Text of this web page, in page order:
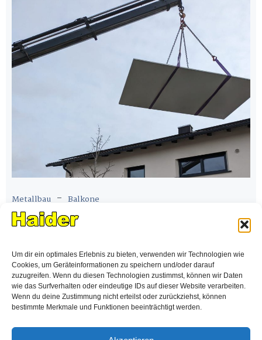
Um dir ein optimales Erlebnis zu bieten, verwenden wir Technologien wie
Cookies, um Geräteinformationen zu speichern und/oder darauf
zuzugreifen. Wenn du diesen Technologien zustimmst, können wir Daten
wie das Surfverhalten oder eindeutige IDs auf dieser Website verarbeiten.
Wenn du deine Zustimmung nicht erteilst oder zurückziehst, können
bestimmte Merkmale und Funktionen beeinträchtigt werden.
Metallbau - Balkone
BALKONMONTAGE IN MÜHLDORF
einem Einfamilienhaus. Die Grundkonstruktion besteht
aus UPN-Trägern mit Auflagern für